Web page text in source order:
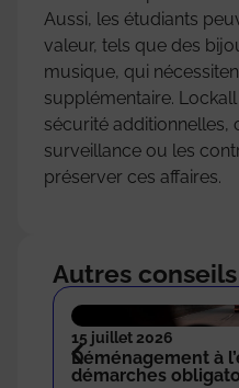
Aussi, les étudiants
valeur, tels que des
musique, qui
supplémentaire.
sécurité additionnelles,
surveillance ou les
préserver ces affaires.
Autres conseils
15 juillet 2026
Déménagement à
démarches